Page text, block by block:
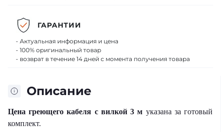
Описание
Цена греющего кабеля с вилкой 3 м указана за готовый
комплект.
ГАРАНТИИ
- Актуальная информация и цена
- 100% оригинальный товар
- возврат в течение 14 дней с момента получения товара